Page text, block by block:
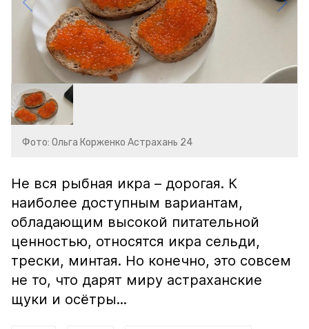
Фото: Ольга Корженко Астрахань 24
Не вся рыбная икра – дорогая. К
наиболее доступным вариантам,
обладающим высокой питательной
ценностью, относятся икра сельди,
трески, минтая. Но конечно, это совсем
не то, что дарят миру астраханские
щуки и осётры...